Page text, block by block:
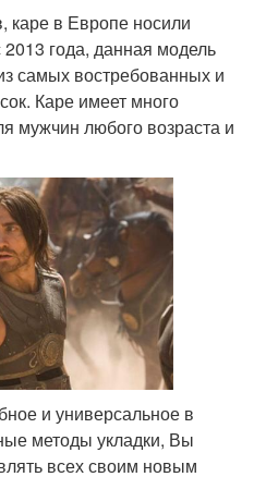
каре в Европе носили
года, данная модель
самых востребованных и
Каре имеет много
мужчин любого возраста и
и универсальное в
методы укладки, Вы
всех своим новым